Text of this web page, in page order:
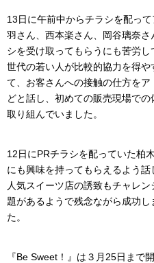
13日に午前中からチラシを配っ
羽さん、西本楽さん、岡谷璃奈
シを受け取ってもらうにも苦労
世代の若い人が比較的協力を得や
て、お客さんへの接触の仕方を
どと話し、初めての販売現場で
取り組んでいました。
12日にPRチラシを配っていた柏
にも興味を持ってもらえるよう
人気スイーツ店の誘致もチャレ
題があるようで残念ながら成功
た。
『Be Sweet！』は３月25日まで